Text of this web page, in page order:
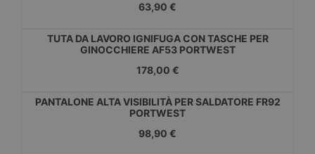
63,90 €
TUTA DA LAVORO IGNIFUGA CON TASCHE PER
GINOCCHIERE AF53 PORTWEST
178,00 €
PANTALONE ALTA VISIBILITÀ PER SALDATORE FR92
PORTWEST
98,90 €